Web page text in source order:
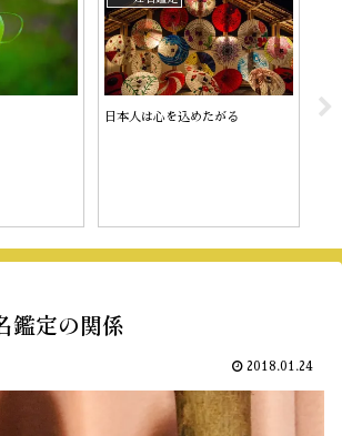
日本人は心を込めたがる チ
鑑定の関係
2018.01.24